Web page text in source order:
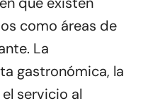
como áreas de
La
gastronómica, la
servicio al